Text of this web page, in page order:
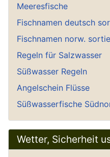
Meeresfische
Fischnamen deutsch
Fischnamen norw.
Regeln für Salzwasser
Süßwasser Regeln
Angelschein Flüsse
Süßwasserfische
Wetter, Sicherheit